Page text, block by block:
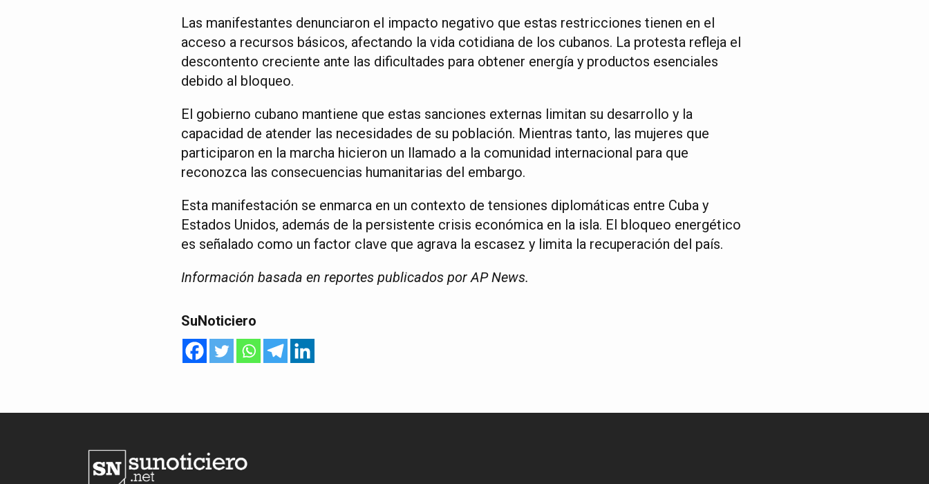
Las manifestantes denunciaron el impacto negativo que estas restricciones tienen en el
acceso a recursos básicos, afectando la vida cotidiana de los cubanos. La protesta refleja el
descontento creciente ante las dificultades para obtener energía y productos esenciales
debido al bloqueo.
El gobierno cubano mantiene que estas sanciones externas limitan su desarrollo y la
capacidad de atender las necesidades de su población. Mientras tanto, las mujeres que
participaron en la marcha hicieron un llamado a la comunidad internacional para que
reconozca las consecuencias humanitarias del embargo.
Esta manifestación se enmarca en un contexto de tensiones diplomáticas entre Cuba y
Estados Unidos, además de la persistente crisis económica en la isla. El bloqueo energético
es señalado como un factor clave que agrava la escasez y limita la recuperación del país.
Información basada en reportes publicados por AP News.
SuNoticiero